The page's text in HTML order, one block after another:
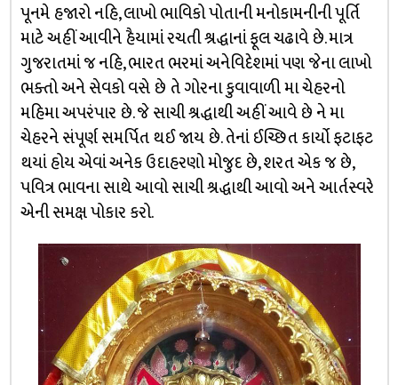
પૂનમે હજારો નહિ, લાખો ભાવિકો પોતાની મનોકામનીની પૂર્તિ
માટે અહીં આવીને હૈયામાં રચતી શ્રદ્ધાનાં ફૂલ ચઢાવે છે. માત્ર
ગુજરાતમાં જ નહિ, ભારત ભરમાં અનેવિદેશમાં પણ જેના લાખો
ભક્તો અને સેવકો વસે છે તે ગોરના કુવાવાળી મા ચેહરનો
મહિમા અપરંપાર છે. જે સાચી શ્રદ્ધાથી અહીં આવે છે ને મા
ચેહરને સંપૂર્ણ સમર્પિત થઈ જાય છે. તેનાં ઈચ્છિત કાર્યો ફટાફટ
થયાં હોય એવાં અનેક ઉદાહરણો મોજુદ છે, શરત એક જ છે,
પવિત્ર ભાવના સાથે આવો સાચી શ્રદ્ધાથી આવો અને આર્તસ્વરે
એની સમક્ષ પોકાર કરો.